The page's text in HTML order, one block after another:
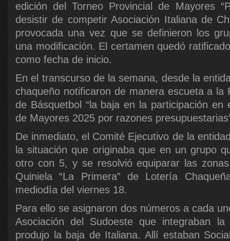
edición del Torneo Provincial de Mayores
desistir de competir Asociación Italiana de
provocada una vez que se definieron los
una modificación. El certamen quedó
como fecha de inicio.
En el transcurso de la semana, desde la
chaqueño notificaron de manera escueta a la
de Básquetbol “la baja en la participación en
de Mayores 2025 por razones
De inmediato, el Comité Ejecutivo de la
la situación que originaba que en un grupo
otro con 5, y se resolvió equiparar las
Quiniela “La Primera” de Lotería
mediodía del viernes 18.
Para ello se asignaron dos números a cada
Asociación del Sudoeste que integraban la
produjo la baja de Italiana. Allí estaban